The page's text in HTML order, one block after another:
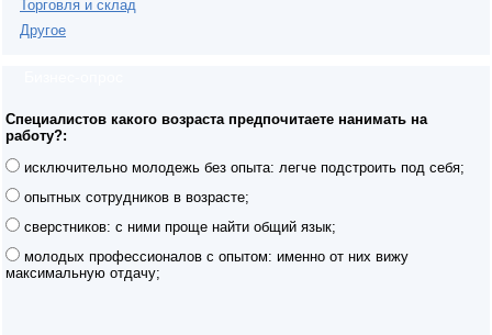
Торговля и склад
Другое
Специалистов какого возраста предпочитаете нанимать на
работу?:
исключительно молодежь без опыта: легче подстроить под себя;
опытных сотрудников в возрасте;
сверстников: с ними проще найти общий язык;
молодых профессионалов с опытом: именно от них вижу
максимальную отдачу;